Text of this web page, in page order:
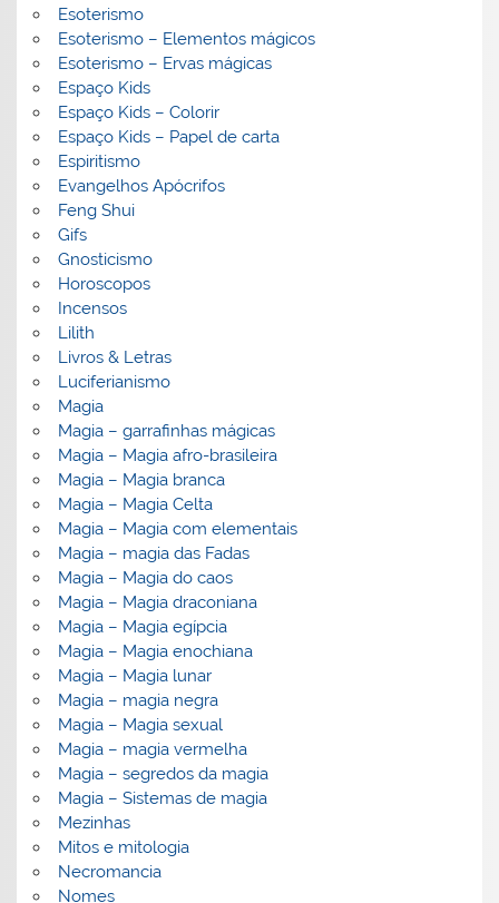
Esoterismo
Esoterismo – Elementos mágicos
Esoterismo – Ervas mágicas
Espaço Kids
Espaço Kids – Colorir
Espaço Kids – Papel de carta
Espiritismo
Evangelhos Apócrifos
Feng Shui
Gifs
Gnosticismo
Horoscopos
Incensos
Lilith
Livros & Letras
Luciferianismo
Magia
Magia – garrafinhas mágicas
Magia – Magia afro-brasileira
Magia – Magia branca
Magia – Magia Celta
Magia – Magia com elementais
Magia – magia das Fadas
Magia – Magia do caos
Magia – Magia draconiana
Magia – Magia egípcia
Magia – Magia enochiana
Magia – Magia lunar
Magia – magia negra
Magia – Magia sexual
Magia – magia vermelha
Magia – segredos da magia
Magia – Sistemas de magia
Mezinhas
Mitos e mitologia
Necromancia
Nomes